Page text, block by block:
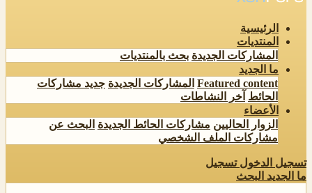
الرئيسية
المنتديات
المشاركات الجديدة بحث بالمنتديات
ما الجديد
Featured content المشاركات الجديدة جديد مشاركات
الحائط آخر النشاطات
الأعضاء
الزوار الحاليين مشاركات الحائط الجديدة البحث عن
مشاركات الملف الشخصي
تسجيل الدخول تسجيل
ما الجديد البحث